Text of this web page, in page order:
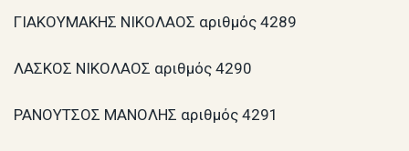
ΓΙΑΚΟΥΜΑΚΗΣ ΝΙΚΟΛΑΟΣ αριθμός 4289
ΛΑΣΚΟΣ ΝΙΚΟΛΑΟΣ αριθμός 4290
ΡΑΝΟΥΤΣΟΣ ΜΑΝΟΛΗΣ αριθμός 4291